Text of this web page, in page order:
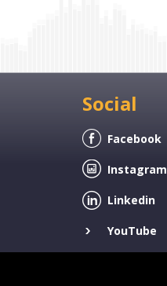
Social
Facebook
Instagram
Linkedin
YouTube